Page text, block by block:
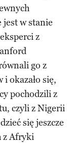
w stanie
z
go z
okazało się,
pochodzili z
czyli z Nigerii
się jeszcze
z Afryki